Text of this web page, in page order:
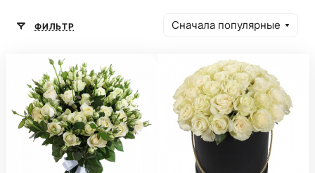
ФИЛЬТР Сначала популярные